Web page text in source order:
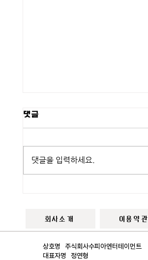
테스트3
댓글
댓글을 입력하세요.
회사소개 이용약관
상호명 주식회사수피아엔터테이먼트​
대표자명 정연형​